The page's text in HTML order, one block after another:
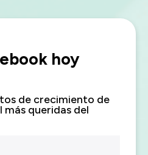
hoy
de crecimiento de
más queridas del